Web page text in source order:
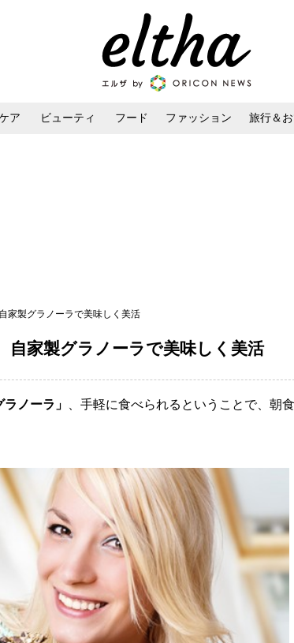
ア ビューティ フード ファッション 旅行＆
家製グラノーラで美味しく美活
自家製グラノーラで美味しく美活
ラノーラ」
、手軽に食べられるということで、朝